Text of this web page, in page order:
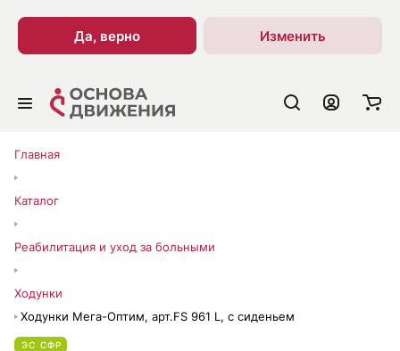
Да, верно Изменить
Главная
Каталог
Реабилитация и уход за больными
Ходунки
Ходунки Мега-Оптим, арт.FS 961 L, с сиденьем
ЭС СФР